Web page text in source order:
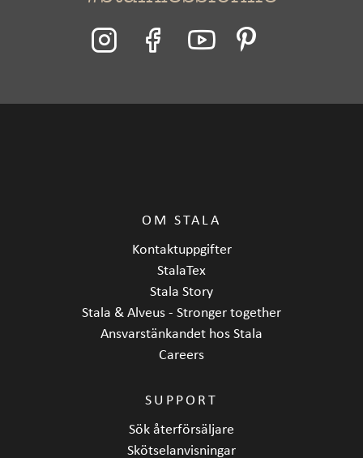
OM STALA
Kontaktuppgifter
StalaTex
Stala Story
Stala & Alveus - Stronger together
Ansvarstänkandet hos Stala
Careers
SUPPORT
Sök återförsäljare
Skötselanvisningar